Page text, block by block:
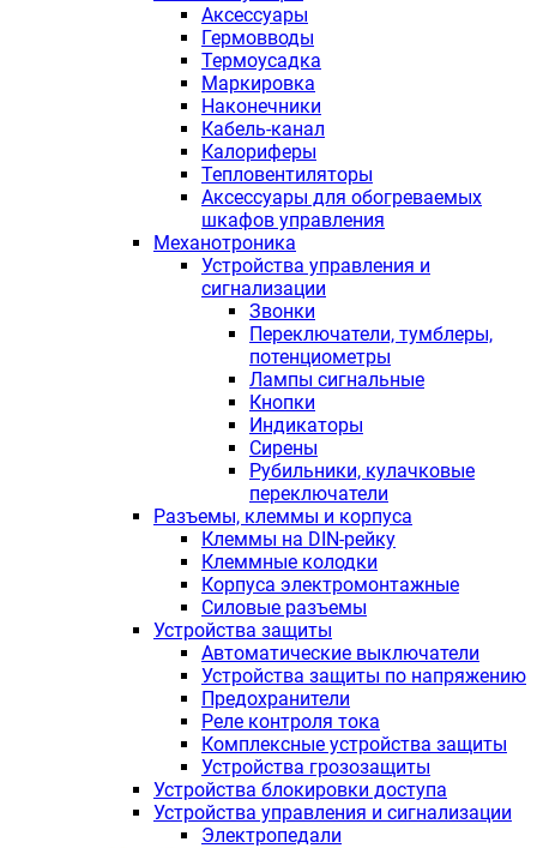
Аксессуары
Гермовводы
Термоусадка
Маркировка
Наконечники
Кабель-канал
Калориферы
Тепловентиляторы
Аксессуары для обогреваемых
шкафов управления
Механотроника
Устройства управления и
сигнализации
Звонки
Переключатели, тумблеры,
потенциометры
Лампы сигнальные
Кнопки
Индикаторы
Сирены
Рубильники, кулачковые
переключатели
Разъемы, клеммы и корпуса
Клеммы на DIN-рейку
Клеммные колодки
Корпуса электромонтажные
Силовые разъемы
Устройства защиты
Автоматические выключатели
Устройства защиты по напряжению
Предохранители
Реле контроля тока
Комплексные устройства защиты
Устройства грозозащиты
Устройства блокировки доступа
Устройства управления и сигнализации
Электропедали